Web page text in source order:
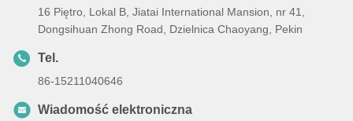
16 Piętro, Lokal B, Jiatai International Mansion, nr 41,
Dongsihuan Zhong Road, Dzielnica Chaoyang, Pekin
Tel.
86-15211040646
Wiadomość elektroniczna